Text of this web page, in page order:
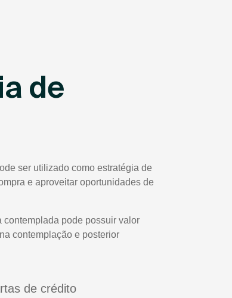
de
ser utilizado como estratégia de
e aproveitar oportunidades de
contemplada pode possuir valor
contemplação e posterior
de crédito